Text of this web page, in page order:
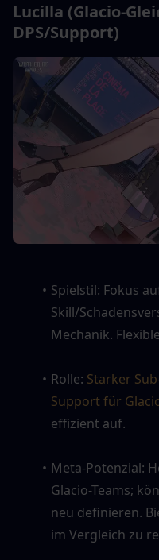
Lucilla (Glacio-
DPS/Support)
Spielstil: Fokus
Skill/
Mechanik.
Rolle: Starker
Support für
effizient auf.
Meta-Potenzial:
Glacio-Teams;
neu definieren.
im Vergleich zu